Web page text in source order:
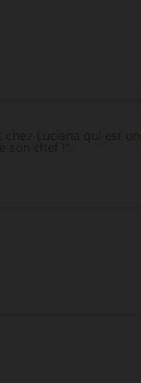
Luciana qui est
son chef !”